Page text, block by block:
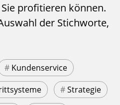
profitieren können.
der Stichworte,
# Kundenservice
#Strategie